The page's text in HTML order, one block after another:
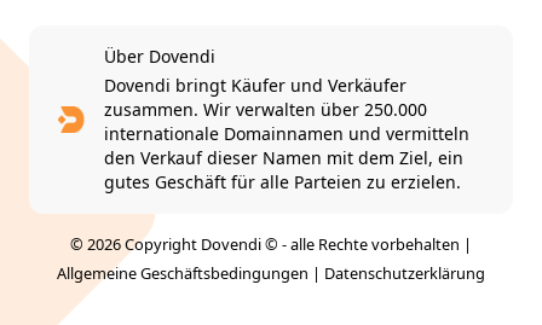
Über Dovendi
Dovendi bringt Käufer und Verkäufer
zusammen. Wir verwalten über 250.000
internationale Domainnamen und vermitteln
den Verkauf dieser Namen mit dem Ziel, ein
gutes Geschäft für alle Parteien zu erzielen.
© 2026 Copyright Dovendi © - alle Rechte vorbehalten |
Allgemeine Geschäftsbedingungen | Datenschutzerklärung